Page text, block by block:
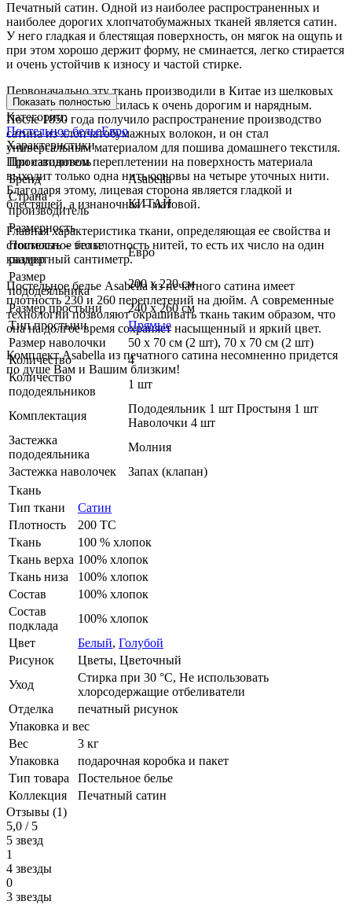
Печатный сатин. Одной из наиболее распространенных и
наиболее дорогих хлопчатобумажных тканей является сатин.
У него гладкая и блестящая поверхность, он мягок на ощупь и
при этом хорошо держит форму, не сминается, легко стирается
и очень устойчив к износу и частой стирке.
Первоначально эту ткань производили в Китае из шелковых
волокон, и она относилась к очень дорогим и нарядным.
После 1850 года получило распространение производство
сатина из хлопчатобумажных волокон, и он стал
универсальным материалом для пошива домашнего текстиля.
При сатиновом переплетении на поверхность материала
выходит только одна нить основы на четыре уточных нити.
Благодаря этому, лицевая сторона является гладкой и
блестящей, а изнаночная – матовой.
Главная характеристика ткани, определяющая ее свойства и
стоимость – это плотность нитей, то есть их число на один
квадратный сантиметр.
Постельное белье Asabella из печатного сатина имеет
плотность 230 и 260 переплетений на дюйм. А современные
технологии позволяют окрашивать ткань таким образом, что
она на долгое время сохраняет насыщенный и яркий цвет.
Комплект Asabella из печатного сатина несомненно придется
по душе Вам и Вашим близким!
Показать полностью
Категории:
Постельное бельеЕвро
Характеристики
Производитель
Бренд
Asabella
Страна
производитель
КИТАЙ
Размерность
Постельное белье
размер
Евро
Размер
пододеяльника
200 х 220 см
Размер простыни
240 х 260 см
Тип простыни
Прямые
Размер наволочки
50 х 70 см (2 шт), 70 х 70 см (2 шт)
Количество
4
Количество
пододеяльников
1 шт
Комплектация
Пододеяльник 1 шт Простыня 1 шт
Наволочки 4 шт
Застежка
пододеяльника
Молния
Застежка наволочек
Запах (клапан)
Ткань
Тип ткани
Сатин
Плотность
200 ТС
Ткань
100 % хлопок
Ткань верха 100% хлопок
Ткань низа
100% хлопок
Состав
100% хлопок
Состав
подклада
100% хлопок
Цвет
Белый, Голубой
Рисунок
Цветы, Цветочный
Уход
Стирка при 30 °С, Не использовать
хлорсодержащие отбеливатели
Отделка
печатный рисунок
Упаковка и вес
Вес
3 кг
Упаковка
подарочная коробка и пакет
Тип товара
Постельное белье
Коллекция
Печатный сатин
Отзывы (1)
5,0 / 5
5 звезд
1
4 звезды
0
3 звезды